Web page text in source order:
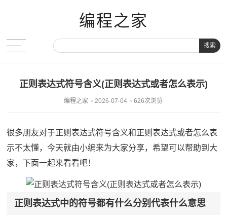
编程之家
搜索
正则表达式符号含义(正则表达式或者怎么表示)
编程之家 2026-07-04 626次浏览
很多朋友对于正则表达式符号含义和正则表达式或者怎么表
示不太懂，今天就由小编来为大家分享，希望可以帮助到大
家，下面一起来看看吧！
正则表达式中的符号都有什么分别代表什么意思